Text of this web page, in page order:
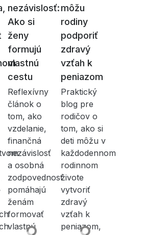
nezávislosť:
Ako si
ženy
formujú
vlastnú
cestu
Reflexívny
článok o
tom, ako
vzdelanie,
finančná
nezávislosť
a osobná
zodpovednosť
pomáhajú
ženám
formovať
vlastnú
môžu
rodiny
podporiť
zdravý
vzťah k
peniazom
Praktický
blog pre
rodičov o
tom, ako si
deti môžu v
každodennom
rodinnom
živote
vytvoriť
zdravý
vzťah k
peniazom,